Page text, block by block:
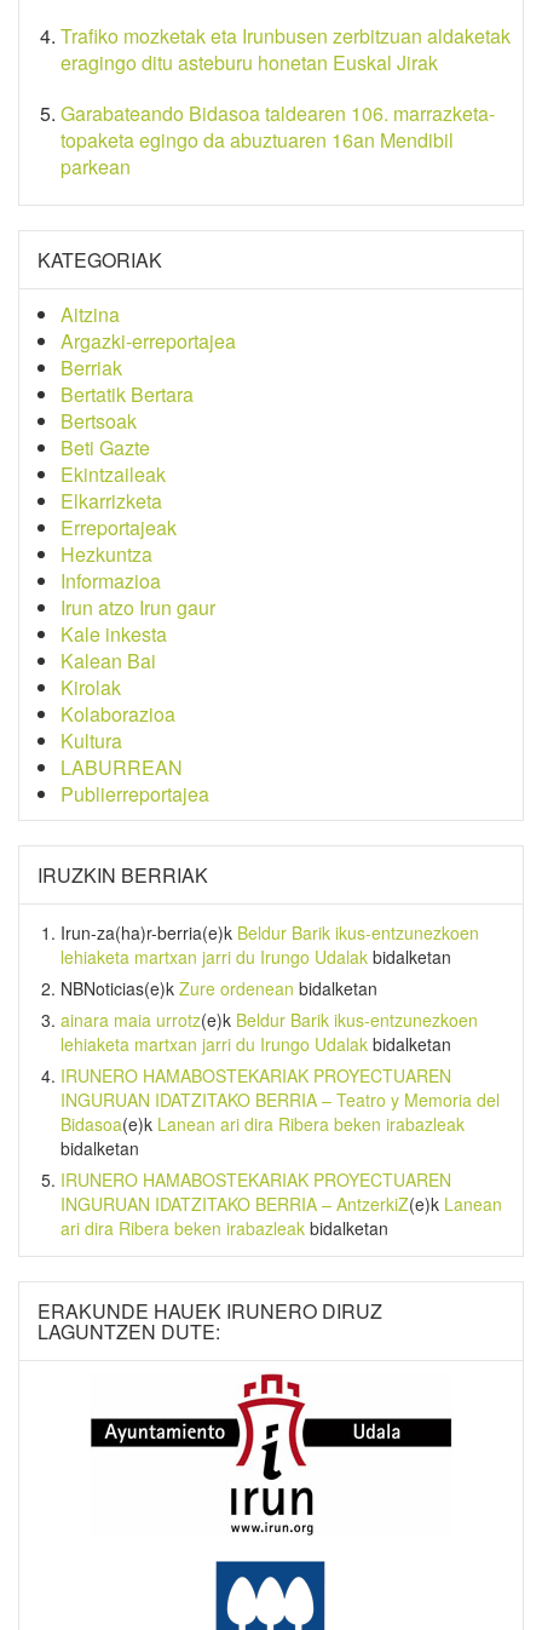
Trafiko mozketak eta Irunbusen zerbitzuan aldaketak
eragingo ditu asteburu honetan Euskal Jirak
Garabateando Bidasoa taldearen 106. marrazketa-
topaketa egingo da abuztuaren 16an Mendibil
parkean
KATEGORIAK
Aitzina
Argazki-erreportajea
Berriak
Bertatik Bertara
Bertsoak
Beti Gazte
Ekintzaileak
Elkarrizketa
Erreportajeak
Hezkuntza
Informazioa
Irun atzo Irun gaur
Kale inkesta
Kalean Bai
Kirolak
Kolaborazioa
Kultura
LABURREAN
Publierreportajea
IRUZKIN BERRIAK
Irun-za(ha)r-berria(e)k Beldur Barik ikus-entzunezkoen
lehiaketa martxan jarri du Irungo Udalak bidalketan
NBNoticias(e)k Zure ordenean bidalketan
ainara maia urrotz(e)k Beldur Barik ikus-entzunezkoen
lehiaketa martxan jarri du Irungo Udalak bidalketan
IRUNERO HAMABOSTEKARIAK PROYECTUAREN
INGURUAN IDATZITAKO BERRIA – Teatro y Memoria del
Bidasoa(e)k Lanean ari dira Ribera beken irabazleak
bidalketan
IRUNERO HAMABOSTEKARIAK PROYECTUAREN
INGURUAN IDATZITAKO BERRIA – AntzerkiZ(e)k Lanean
ari dira Ribera beken irabazleak bidalketan
ERAKUNDE HAUEK IRUNERO DIRUZ
LAGUNTZEN DUTE: